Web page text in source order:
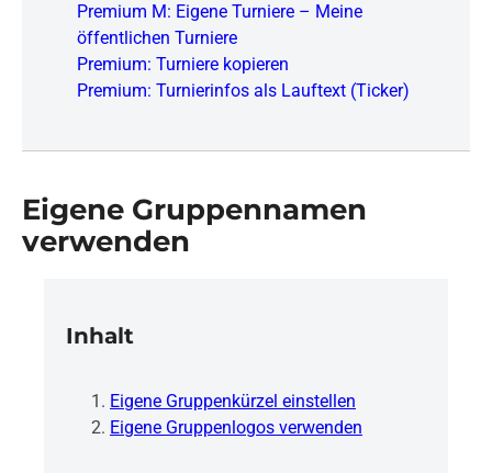
Premium M: Eigene Turniere – Meine
öffentlichen Turniere
Premium: Turniere kopieren
Premium: Turnierinfos als Lauftext (Ticker)
Eigene Gruppennamen
verwenden
Inhalt
Eigene Gruppenkürzel einstellen
Eigene Gruppenlogos verwenden